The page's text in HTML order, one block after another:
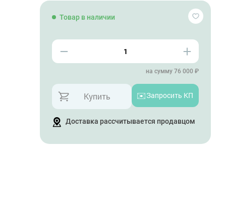
Товар в наличии
на сумму 76 000 ₽
Купить ✉️Запросить КП
Доставка рассчитывается продавцом